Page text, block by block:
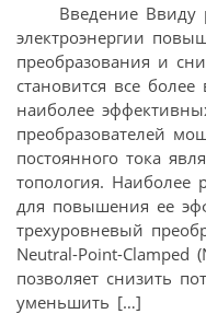
Введение Ввиду
электроэнергии
преобразования и
становится все
наиболее
преобразователей
постоянного тока
топология. Наиболее
для повышения ее
трехуровневый
Neutral-Point-Clamped
позволяет снизить
уменьшить […]